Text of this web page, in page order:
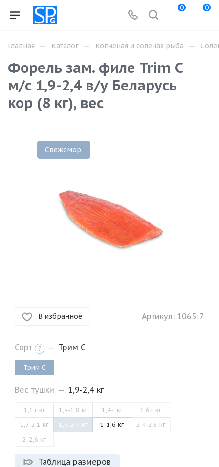
0 0
Главная — Каталог — Копчёная и солёная рыба —
Форель зам. филе Trim C
м/с 1,9-2,4 в/у Беларусь
кор (8 кг), вес
Свежемор.
В избранное Артикул: 1065-7
Сорт ? — Трим C
Трим C
Вес тушки — 1,9-2,4 кг
1,1+ кг 1,3-1,8 кг 1,4+ кг
1,6+ кг
1,7-2,1 кг
1,9-2,4 кг 1-1,6 кг
2,4-2,8 кг
2-2,6 кг
Таблица размеров